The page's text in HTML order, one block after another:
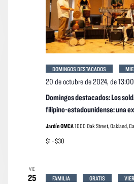
Domingos destacados: Los
filipino-estadounidense: una
20 de octubre de 2024, de 13:00
DOMINGOS DESTACADOS
Jardín OMCA1000 Oak Street, Oakland,
$1 - $30
VIE
25 FAMILIA GRATIS